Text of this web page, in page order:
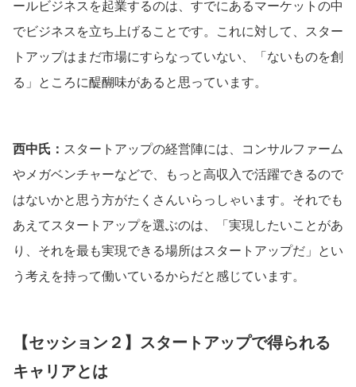
ールビジネスを起業するのは、すでにあるマーケットの中
でビジネスを立ち上げることです。これに対して、スター
トアップはまだ市場にすらなっていない、「ないものを創
る」ところに醍醐味があると思っています。
西中氏： スタートアップの経営陣には、コンサルファーム
やメガベンチャーなどで、もっと高収入で活躍できるので
はないかと思う方がたくさんいらっしゃいます。それでも
あえてスタートアップを選ぶのは、「実現したいことがあ
り、それを最も実現できる場所はスタートアップだ」とい
う考えを持って働いているからだと感じています。
【セッション２】スタートアップで得られる
キャリアとは